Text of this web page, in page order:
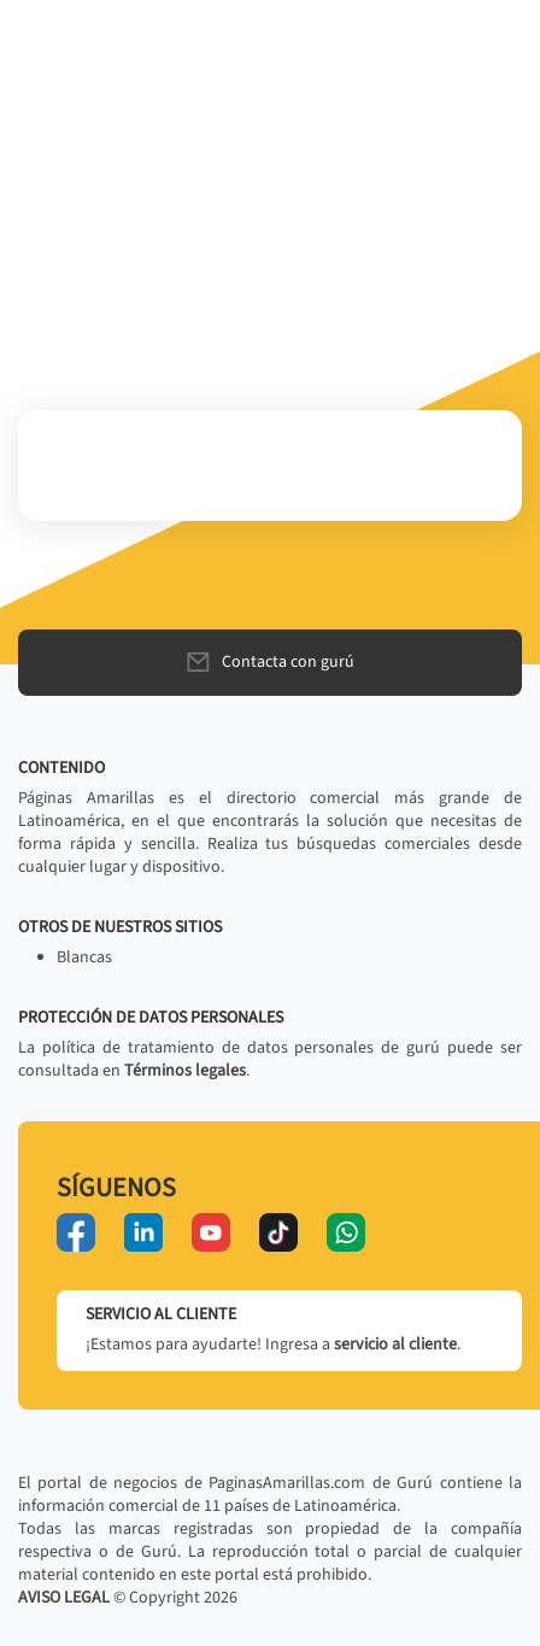
Contacta con gurú
CONTENIDO
Páginas Amarillas es el directorio comercial más grande de
Latinoamérica, en el que encontrarás la solución que necesitas de
forma rápida y sencilla. Realiza tus búsquedas comerciales desde
cualquier lugar y dispositivo.
OTROS DE NUESTROS SITIOS
Blancas
PROTECCIÓN DE DATOS PERSONALES
La política de tratamiento de datos personales de gurú puede ser
consultada en Términos legales.
SÍGUENOS
SERVICIO AL CLIENTE
¡Estamos para ayudarte! Ingresa a servicio al cliente.
El portal de negocios de PaginasAmarillas.com de Gurú contiene la
información comercial de 11 países de Latinoamérica.
Todas las marcas registradas son propiedad de la compañía
respectiva o de Gurú. La reproducción total o parcial de cualquier
material contenido en este portal está prohibido.
AVISO LEGAL© Copyright2026